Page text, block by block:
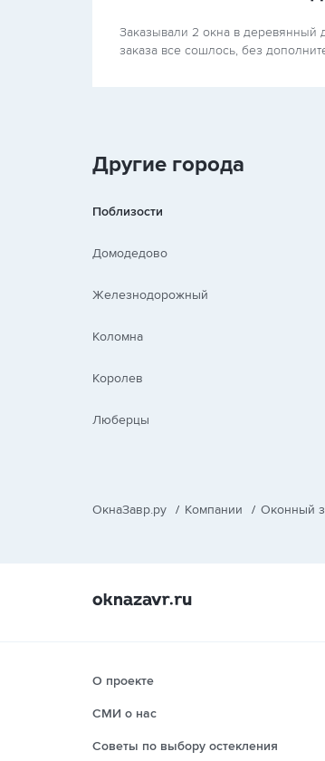
Заказывали 2 окна в деревянный
заказа все сошлось, без
Другие города
Поблизости
Домодедово
Железнодорожный
Коломна
Королев
Люберцы
ОкнаЗавр.ру / Компании / Оконный
О проекте
СМИ о нас
Советы по выбору остекления